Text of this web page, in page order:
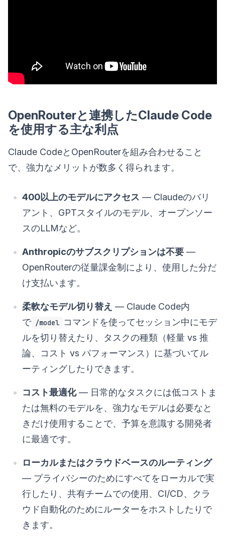
OpenRouterと連携したClaude Code
を使用する主な利点
Claude CodeとOpenRouterを組み合わせること
で、強力なメリットが数多く得られます。
400以上のモデルにアクセス — Claudeのバリ
アント、GPTスタイルのモデル、オープンソー
スのLLMなど。
Anthropicのサブスクリプションは不要 —
OpenRouterの従量課金制により、使用した分だ
け支払います。
柔軟なモデル切り替え — Claude Code内
で /model コマンドを使ってセッション中にモデ
ルを切り替えたり、タスクの種類（軽量 vs 推
論、コスト vs パフォーマンス）に基づいてル
ーティングしたりできます。
コスト最適化— 日常的なタスクには低コストま
たは無料のモデルを、強力なモデルは必要なと
きだけ使用することで、予算を意識する開発者
に最適です。
ローカルまたはクラウドベースのルーティング
— プライバシーのためにすべてをローカルで実
行したり、共有チームでの使用、CI/CD、クラ
ウド自動化のためにルーターをホストしたりで
きます。